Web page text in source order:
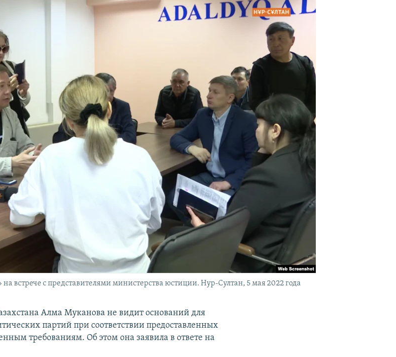
встрече с представителями министерства юстиции. Нур-Султан, 5 мая 2022 года
Алма Муканова не видит оснований для
партий при соответствии предоставленных
требованиям. Об этом она заявила в ответе на